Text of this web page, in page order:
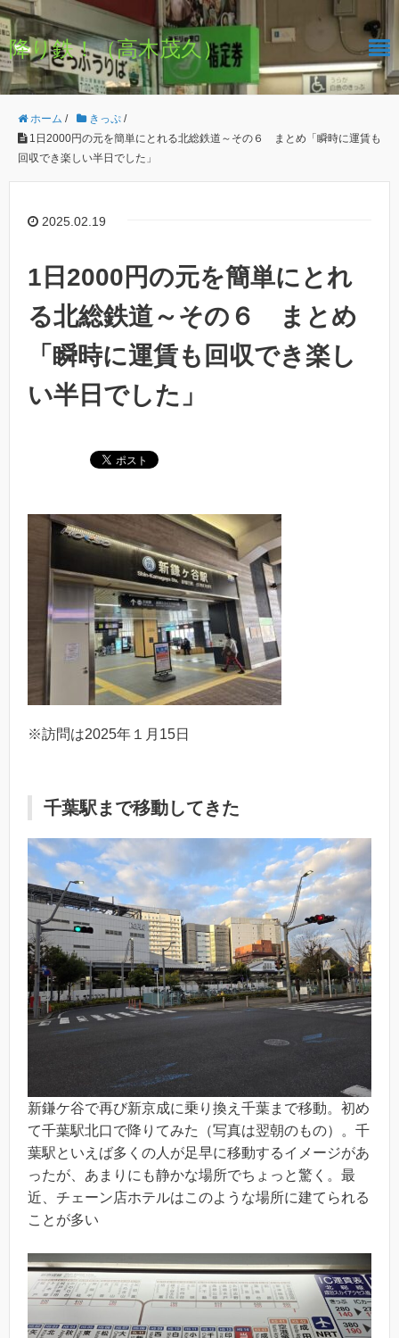
降り鉄！（高木茂久）
ホーム / きっぷ /
1日2000円の元を簡単にとれる北総鉄道～その６ まとめ「瞬時に運賃も
回収でき楽しい半日でした」
2025.02.19
1日2000円の元を簡単にとれ
る北総鉄道～その６ まとめ
「瞬時に運賃も回収でき楽し
い半日でした」
※訪問は2025年１月15日
千葉駅まで移動してきた
新鎌ケ谷で再び新京成に乗り換え千葉まで移動。初め
て千葉駅北口で降りてみた（写真は翌朝のもの）。千
葉駅といえば多くの人が足早に移動するイメージがあ
ったが、あまりにも静かな場所でちょっと驚く。最
近、チェーン店ホテルはこのような場所に建てられる
ことが多い